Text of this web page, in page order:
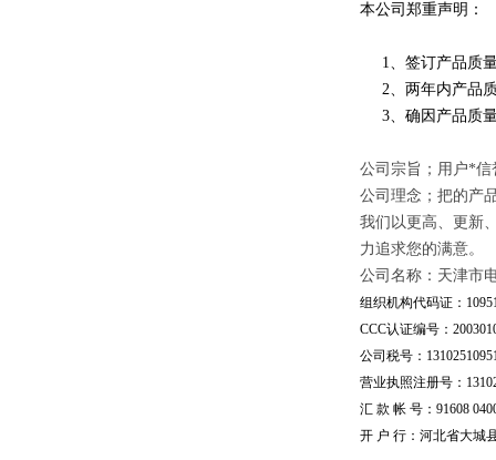
本公司郑重声明：
1、签订产品质量
2、两年内产品质
3、确因产品质量
公司宗旨；用户*
公司理念；把的产
我们以更高、更新
力追求您的满意。
公司名称：天津市
组织机构代码证：
CCC认证编号：
公司税号：
营业执照注册号：
汇 款 帐 号：91608
开 户 行：河北省大城